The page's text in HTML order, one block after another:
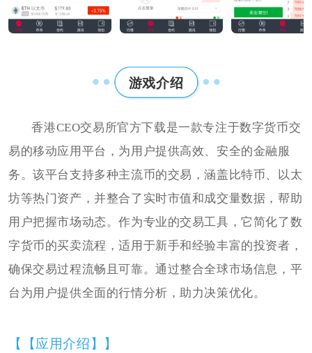
游戏介绍
香港CEO交易所官方下载是一款专注于数字货币交
易的移动应用平台，为用户提供高效、安全的金融服
务。该平台支持多种主流币的交易，涵盖比特币、以太
坊等热门资产，并整合了实时市值和成交量数据，帮助
用户把握市场动态。作为专业的交易工具，它简化了数
字货币的买卖流程，适用于新手和经验丰富的投资者，
确保交易过程流畅且可靠。通过整合全球市场信息，平
台为用户提供全面的行情分析，助力决策优化。
【【应用介绍】】